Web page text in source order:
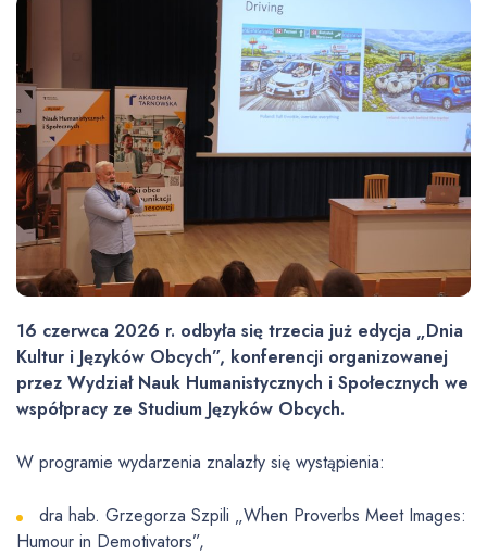
16 czerwca 2026 r. odbyła się trzecia już edycja „Dnia
Kultur i Języków Obcych”, konferencji organizowanej
przez Wydział Nauk Humanistycznych i Społecznych we
współpracy ze Studium Języków Obcych.
W programie wydarzenia znalazły się wystąpienia:
dra hab. Grzegorza Szpili „When Proverbs Meet Images:
Humour in Demotivators”,